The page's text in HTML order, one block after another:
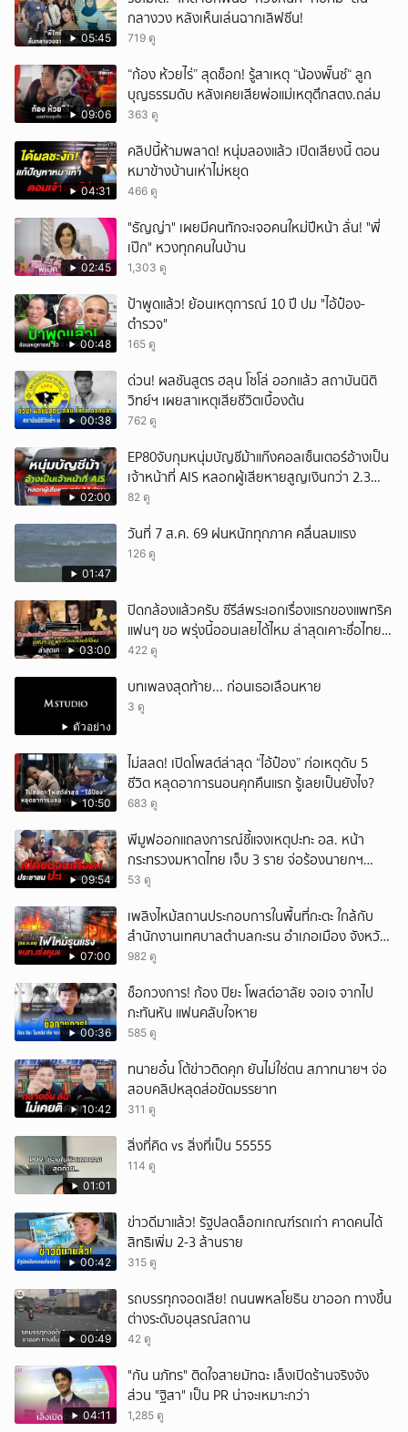
05:45
กลางวง หลังเห็นเล่นฉากเลิฟซีน!
719 ดู
09:06
“ก้อง ห้วยไร่” สุดช็อก! รู้สาเหตุ “น้องพั๊นซ์“ ลูก
บุญธรรมดับ หลังเคยเสียพ่อแม่เหตุตึกสตง.ถล่ม
363 ดู
04:31
คลิปนี้ห้ามพลาด! หนุ่มลองแล้ว เปิดเสียงนี้ ตอน
หมาข้างบ้านเห่าไม่หยุด
466 ดู
02:45
"ธัญญ่า" เผยมีคนทักจะเจอคนใหม่ปีหน้า ลั่น! "พี่
เป๊ก" หวงทุกคนในบ้าน
1,303 ดู
00:48
ป้าพูดแล้ว! ย้อนเหตุการณ์ 10 ปี ปม "ไอ้ป๋อง-
ตำรวจ"
165 ดู
00:38
ด่วน! ผลชันสูตร ฮลุน โซโล่ ออกแล้ว สถาบันนิติ
วิทย์ฯ เผยสาเหตุเสียชีวิตเบื้องต้น
762 ดู
02:00
EP80จับกุมหนุ่มบัญชีม้าแก๊งคอลเซ็นเตอร์อ้างเป็น
เจ้าหน้าที่ AIS หลอกผู้เสียหายสูญเงินกว่า 2.3
ล้านบาท
82 ดู
01:47
วันที่ 7 ส.ค. 69 ฝนหนักทุกภาค คลื่นลมแรง
126 ดู
03:00
ปิดกล้องแล้วครับ ซีรีส์พระเอกเรื่องแรกของแพทริค
แฟนๆ ขอ พรุ่งนี้ออนเลยได้ไหม ล่าสุดเคาะชื่อไทย
แล้ว
422 ดู
ตัวอย่าง
บทเพลงสุดท้าย... ก่อนเธอเลือนหาย
3 ดู
10:50
ไม่สลด! เปิดโพสต์ล่าสุด “ไอ้ป๋อง” ก่อเหตุดับ 5
ชีวิต หลุดอาการนอนคุกคืนแรก รู้เลยเป็นยังไง?
683 ดู
09:54
พีมูฟออกแถลงการณ์ชี้แจงเหตุปะทะ อส. หน้า
กระทรวงมหาดไทย เจ็บ 3 ราย จ่อร้องนายกฯ
ตรวจสอบ
53 ดู
07:00
เพลิงไหม้สถานประกอบการในพื้นที่กะตะ ใกล้กับ
สำนักงานเทศบาลตำบลกะรน อำเภอเมือง จังหวัด
ภูเก็ต
982 ดู
00:36
ช็อกวงการ! ก้อง ปิยะ โพสต์อาลัย จอเจ จากไป
กะทันหัน แฟนคลับใจหาย
585 ดู
10:42
ทนายอั๋น โต้ข่าวติดคุก ยันไม่ใช่ตน สภาทนายฯ จ่อ
สอบคลิปหลุดส่อขัดมรรยาท
311 ดู
01:01
สิ่งที่คิด vs สิ่งที่เป็น 55555
114 ดู
00:42
ข่าวดีมาแล้ว! รัฐปลดล็อกเกณฑ์รถเก่า คาดคนได้
สิทธิเพิ่ม 2-3 ล้านราย
315 ดู
00:49
รถบรรทุกจอดเสีย! ถนนพหลโยธิน ขาออก ทางขึ้น
ต่างระดับอนุสรณ์สถาน
42 ดู
04:11
"กัน นภัทร" ติดใจสายมัทฉะ เล็งเปิดร้านจริงจัง
ส่วน "ฐิสา" เป็น PR น่าจะเหมาะกว่า
1,285 ดู
ยกเลิก